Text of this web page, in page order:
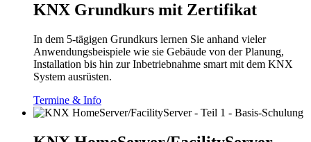
KNX Grundkurs mit Zertifikat
In dem 5-tägigen Grundkurs lernen Sie anhand vieler
Anwendungsbeispiele wie sie Gebäude von der Planung,
Installation bis hin zur Inbetriebnahme smart mit dem KNX
System ausrüsten.
Termine & Info